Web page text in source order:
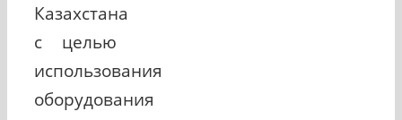
Казахстана
с целью
использования
оборудования